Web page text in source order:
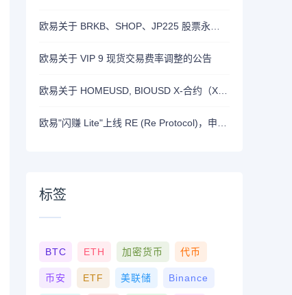
欧易关于 VIP 9 现货交易费率调整的公告
标签
BTC ETH 加密货币 代币
币安 ETF 美联储 Binance